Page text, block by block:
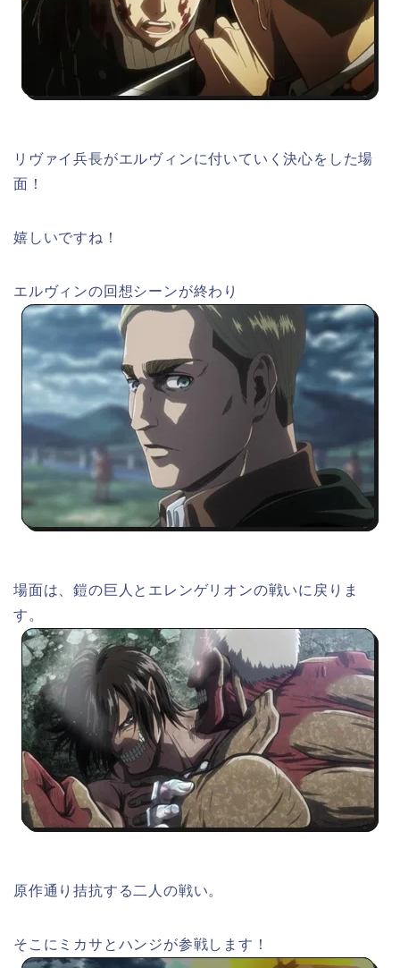
リヴァイ兵長がエルヴィンに付いていく決心をした場
面！
嬉しいですね！
エルヴィンの回想シーンが終わり
場面は、鎧の巨人とエレンゲリオンの戦いに戻りま
す。
原作通り拮抗する二人の戦い。
そこにミカサとハンジが参戦します！